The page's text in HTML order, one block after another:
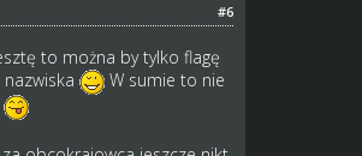
#6
to można by tylko flagę
W sumie to nie